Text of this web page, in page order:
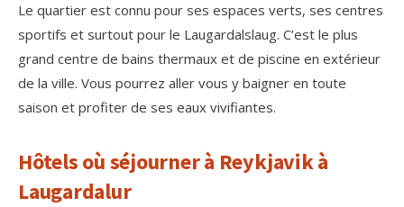
Le quartier est connu pour ses espaces verts, ses centres
sportifs et surtout pour le Laugardalslaug. C’est le plus
grand centre de bains thermaux et de piscine en extérieur
de la ville. Vous pourrez aller vous y baigner en toute
saison et profiter de ses eaux vivifiantes.
Hôtels où séjourner à Reykjavik à
Laugardalur